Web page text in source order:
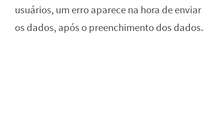
usuários, um erro aparece na hora de enviar
os dados, após o preenchimento dos dados.